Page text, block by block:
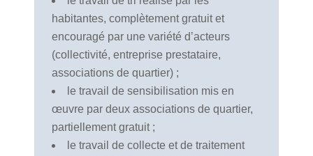
habitantes, complètement gratuit et
encouragé par une variété d’acteurs
(collectivité, entreprise prestataire,
associations de quartier) ;
le travail de sensibilisation mis en
œuvre par deux associations de quartier,
partiellement gratuit ;
le travail de collecte et de traitement